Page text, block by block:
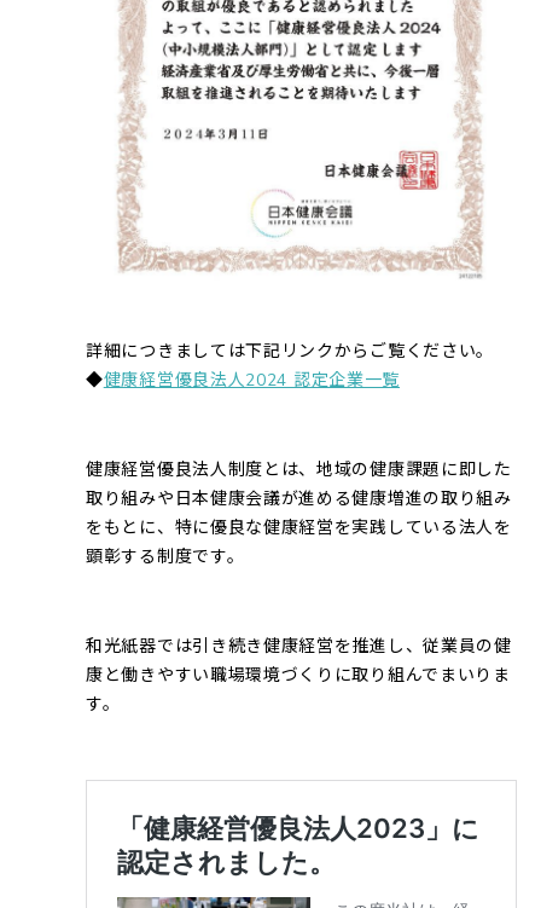
詳細につきましては下記リンクからご覧ください。
◆健康経営優良法人2024 認定企業一覧
健康経営優良法人制度とは、地域の健康課題に即した
取り組みや日本健康会議が進める健康増進の取り組み
をもとに、特に優良な健康経営を実践している法人を
顕彰する制度です。
和光紙器では引き続き健康経営を推進し、従業員の健
康と働きやすい職場環境づくりに取り組んでまいりま
す。